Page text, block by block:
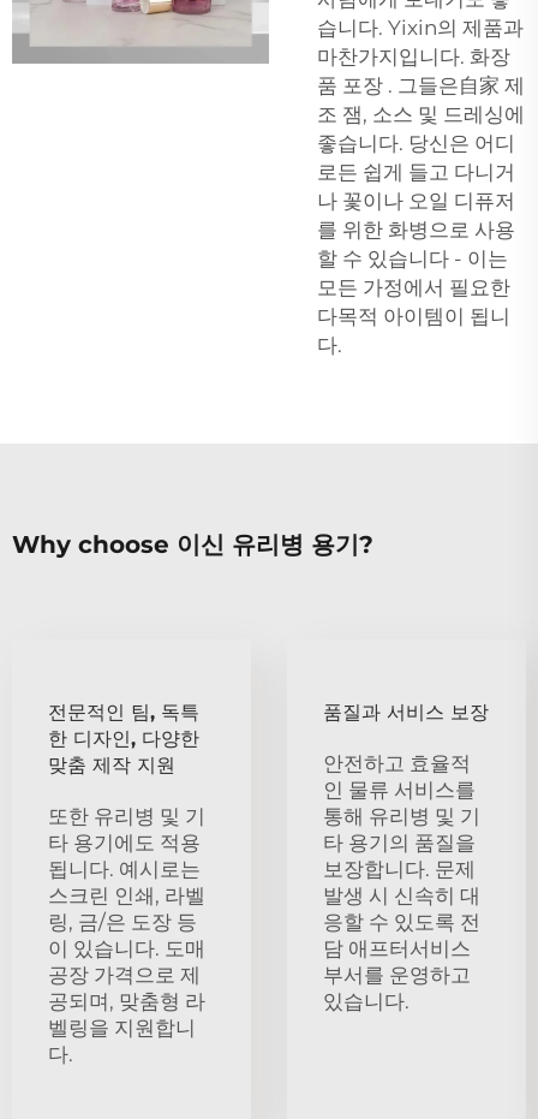
습니다. Yixin의 제품과
마찬가지입니다. 화장
품 포장 . 그들은自家 제
조 잼, 소스 및 드레싱에
좋습니다. 당신은 어디
로든 쉽게 들고 다니거
나 꽃이나 오일 디퓨저
를 위한 화병으로 사용
할 수 있습니다 - 이는
모든 가정에서 필요한
다목적 아이템이 됩니
다.
Why choose 이신 유리병 용기?
전문적인 팀, 독특
한 디자인, 다양한
맞춤 제작 지원
또한 유리병 및 기
타 용기에도 적용
됩니다. 예시로는
스크린 인쇄, 라벨
링, 금/은 도장 등
이 있습니다. 도매
공장 가격으로 제
공되며, 맞춤형 라
벨링을 지원합니
다.
품질과 서비스 보장
안전하고 효율적
인 물류 서비스를
통해 유리병 및 기
타 용기의 품질을
보장합니다. 문제
발생 시 신속히 대
응할 수 있도록 전
담 애프터서비스
부서를 운영하고
있습니다.